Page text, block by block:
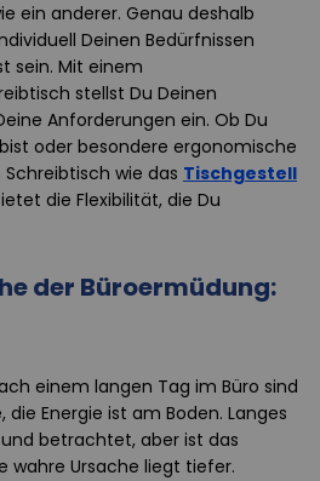
ein anderer. Genau deshalb
Deinen Bedürfnissen
sein. Mit einem
stellst Du Deinen
Anforderungen ein. Ob Du
oder besondere ergonomische
wie das Tischgestell
die Flexibilität, die Du
der Büroermüdung:
einem langen Tag im Büro sind
Energie ist am Boden. Langes
betrachtet, aber ist das
wahre Ursache liegt tiefer.